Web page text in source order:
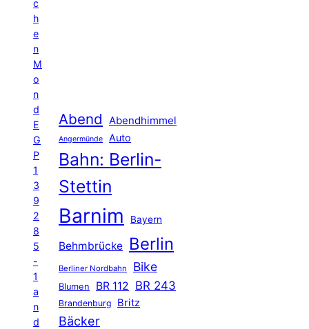
c
h
e
n
M
o
n
d
E
G
P
1
3
9
2
8
5
-
1
a
n
d
Abend Abendhimmel
Angermünde Auto
Bahn: Berlin-
Stettin
Barnim Bayern
Behmbrücke Berlin
Berliner Nordbahn Bike
Blumen BR 112 BR 243
Brandenburg Britz
Bäcker